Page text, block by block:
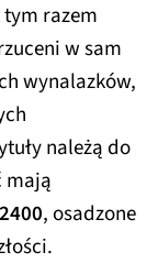
razem
w sam
wynalazków,
należą do
mają
, osadzone